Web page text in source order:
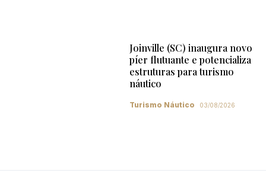
Joinville (SC) inaugura novo
píer flutuante e potencializa
estruturas para turismo
náutico
Turismo Náutico 03/08/2026